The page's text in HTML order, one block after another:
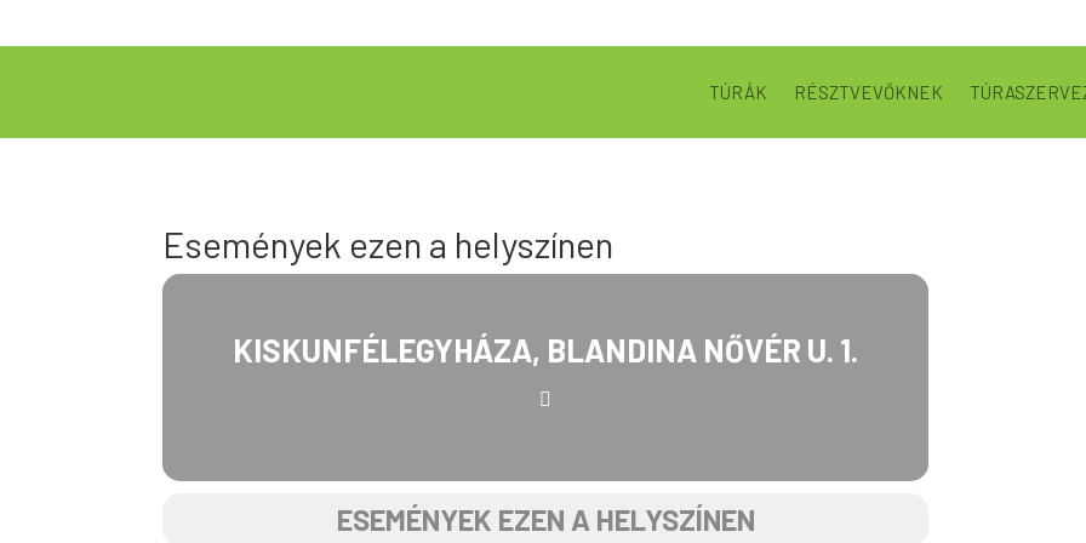
TÚRÁK RÉSZTVEVŐKNEK
Események ezen a helyszínen
KISKUNFÉLEGYHÁZA, BLANDINA NŐVÉR U. 1.
ESEMÉNYEK EZEN A HELYSZÍNEN